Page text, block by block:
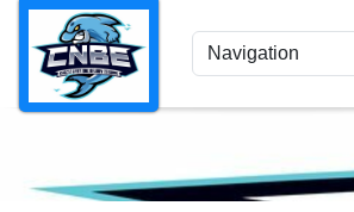
Panneau de gestion des cookies